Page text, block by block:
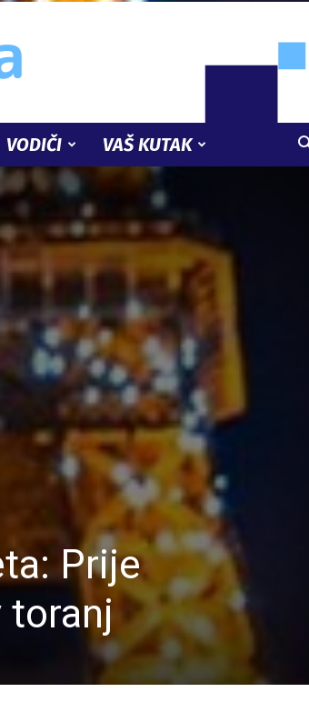
VODIČI VAŠ KUTAK
Prije
toranj